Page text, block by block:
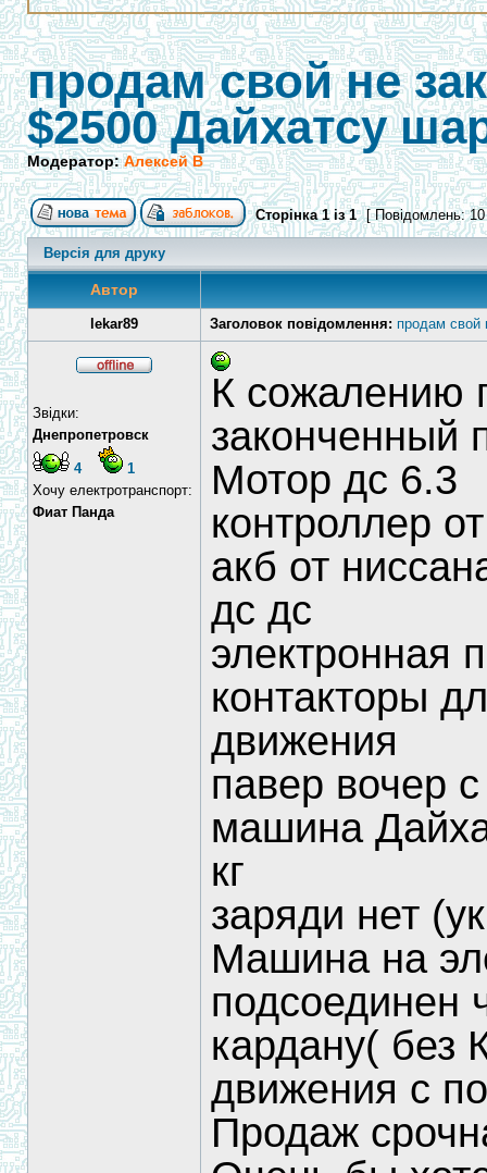
продам свой не
$2500 Дайхатсу
Модератор:Алексей В
Сторінка1із1 [ Повідомлень:
Версія для друку
Автор
lekar89 Заголовок повідомлення: продам свой
Звідки:
Днепропетровск
4
1
Хочу електротранспорт:
Фиат Панда
К сожалению
законченный
Мотор дс 6.3
контроллер
акб от
дс дс
электронная
контакторы
движения
павер вочер
машина
кг
заряди нет
Машина на
подсоединен
кардану( без
движения с
Продаж